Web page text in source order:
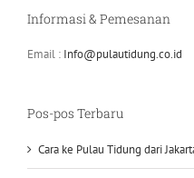
Informasi & Pemesanan
Email : Info@pulautidung.co.id
Pos-pos Terbaru
Cara ke Pulau Tidung dari